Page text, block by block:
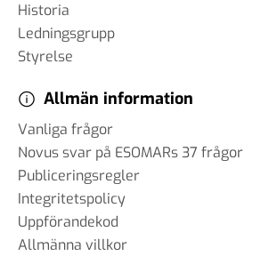
Historia
Ledningsgrupp
Styrelse
Allmän information
Vanliga frågor
Novus svar på ESOMARs 37 frågor
Publiceringsregler
Integritetspolicy
Uppförandekod
Allmänna villkor